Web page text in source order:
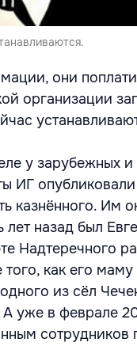
они
организации
у зарубежных
ИГ
казнённого. Им
лет назад был
Надтеречного
как его
из сёл
уже в феврале
сотрудников